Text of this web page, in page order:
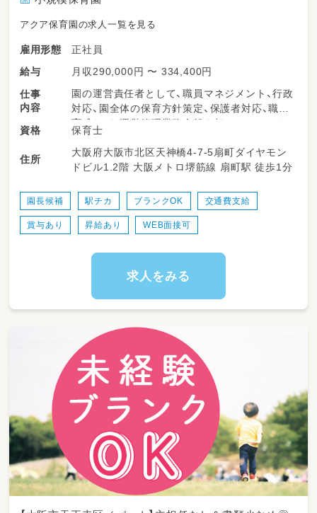
アクア保育園の求人一覧を見る
雇用形態
正社員
給与
月収290,000円 〜 334,400円
仕事
内容
園の運営責任者として、職員マネジメント、行政
対応、園全体の保育方針策定、保護者対応、職員
育成など、運営管理業務全般を担っていただき
ます。職員との連携を大切にしながら、子ども・
保護者・職員全員が安心して過ごせる園づくり
を進めていただきます。実務とマネジメントの
＜スケジュール例＞
・07:45～登園
・11:00～昼食
・12:30～午睡(事務作業/ブレスチェック/休憩)
・18:00～降園
資格 保育士
住所
大阪府大阪市北区天神橋4-7-5扇町ダイヤモン
ドビル1.2階 大阪メトロ堺筋線 扇町駅 徒歩1分
園長候補 駅チカ ブランクOK 交通費支給
賞与あり 昇給あり WEB面接可
求人をみる